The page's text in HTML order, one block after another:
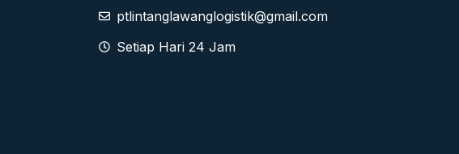
ptlintanglawanglogistik@gmail.com
Setiap Hari 24 Jam